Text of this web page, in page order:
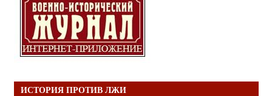
ИСТОРИЯ ПРОТИВ ЛЖИ